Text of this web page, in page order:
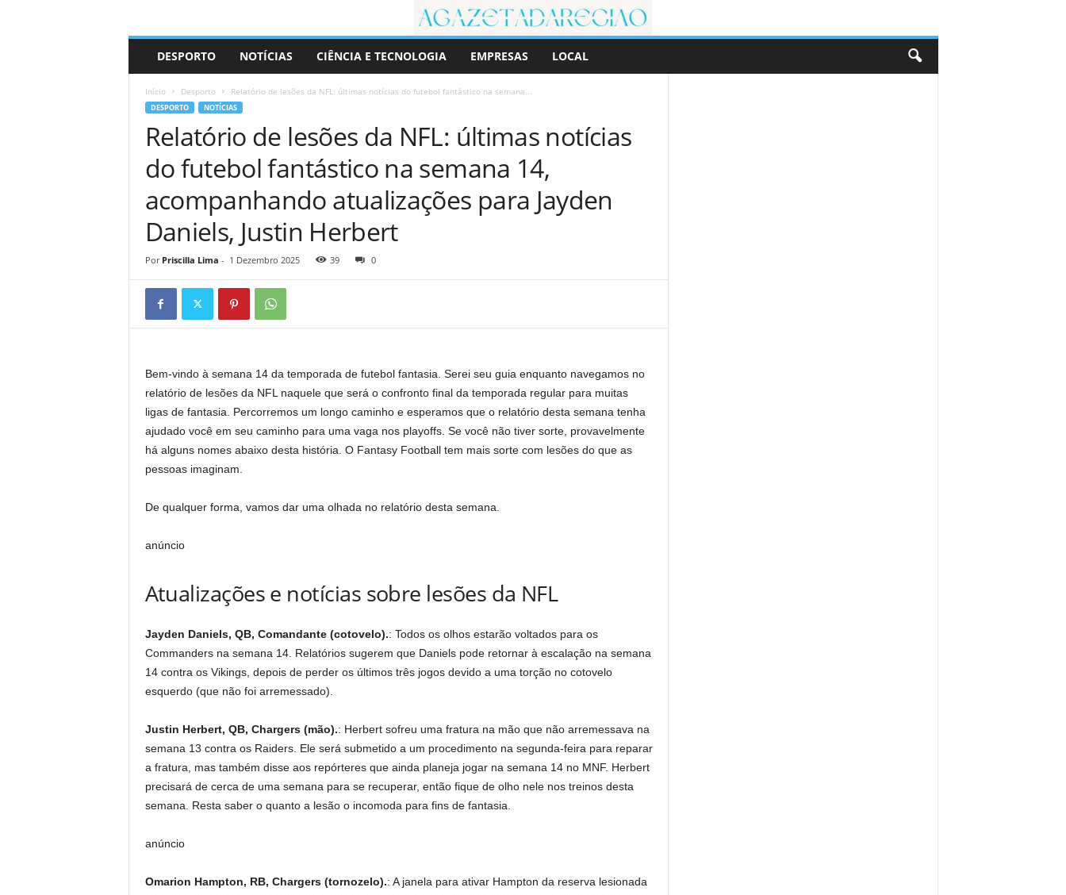
r
DESPORTO NOTÍCIAS CIÊNCIA E TECNOLOGIA EMPRESAS LOCAL
Início Desporto Relatório de lesões da NFL: últimas notícias do futebol fantástico na semana...
DESPORTO NOTÍCIAS
Relatório de lesões da NFL: últimas notícias
do futebol fantástico na semana 14,
acompanhando atualizações para Jayden
Daniels, Justin Herbert
Por Priscilla Lima - 1 Dezembro 2025 39 0
Bem-vindo à semana 14 da temporada de futebol fantasia. Serei seu guia enquanto navegamos no
relatório de lesões da NFL naquele que será o confronto final da temporada regular para muitas
ligas de fantasia. Percorremos um longo caminho e esperamos que o relatório desta semana tenha
ajudado você em seu caminho para uma vaga nos playoffs. Se você não tiver sorte, provavelmente
há alguns nomes abaixo desta história. O Fantasy Football tem mais sorte com lesões do que as
pessoas imaginam.
De qualquer forma, vamos dar uma olhada no relatório desta semana.
anúncio
Atualizações e notícias sobre lesões da NFL
Jayden Daniels, QB, Comandante (cotovelo).: Todos os olhos estarão voltados para os
Commanders na semana 14. Relatórios sugerem que Daniels pode retornar à escalação na semana
14 contra os Vikings, depois de perder os últimos três jogos devido a uma torção no cotovelo
esquerdo (que não foi arremessado).
Justin Herbert, QB, Chargers (mão).: Herbert sofreu uma fratura na mão que não arremessava na
semana 13 contra os Raiders. Ele será submetido a um procedimento na segunda-feira para reparar
a fratura, mas também disse aos repórteres que ainda planeja jogar na semana 14 no MNF. Herbert
precisará de cerca de uma semana para se recuperar, então fique de olho nele nos treinos desta
semana. Resta saber o quanto a lesão o incomoda para fins de fantasia.
anúncio
Omarion Hampton, RB, Chargers (tornozelo).: A janela para ativar Hampton da reserva lesionada